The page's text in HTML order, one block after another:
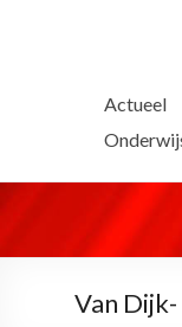
Actueel
Van